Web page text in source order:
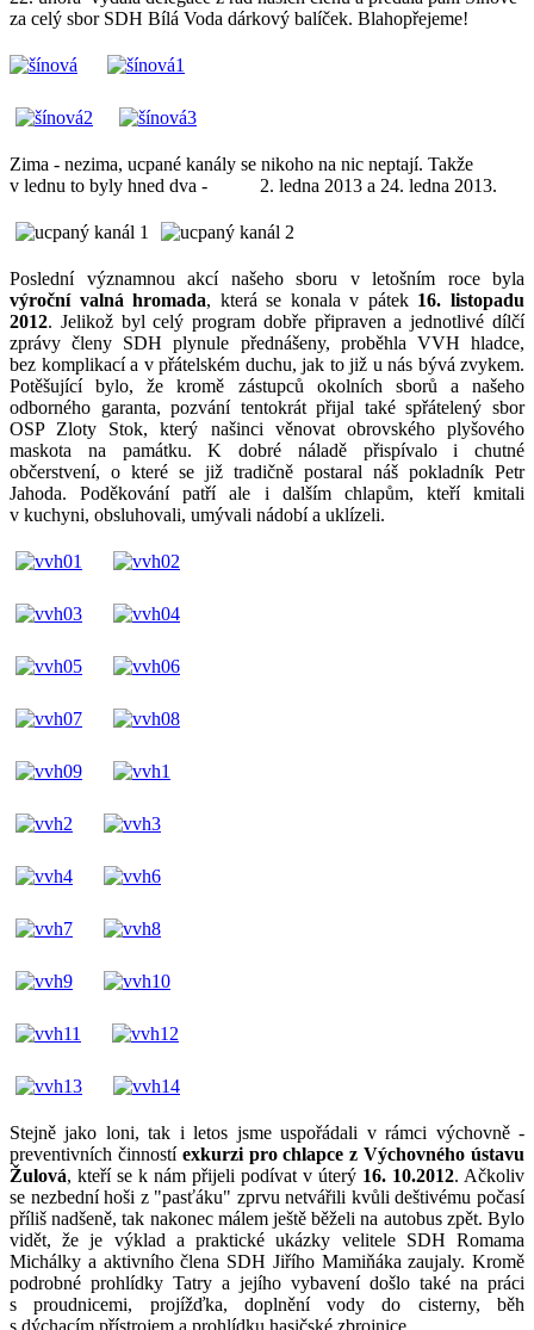
za celý sbor SDH Bílá Voda dárkový balíček. Blahopřejeme!
Zima - nezima, ucpané kanály se nikoho na nic neptají. Takže
v lednu to byly hned dva - 2. ledna 2013 a 24. ledna 2013.
Poslední významnou akcí našeho sboru v letošním roce byla
výroční valná hromada, která se konala v pátek 16. listopadu
2012. Jelikož byl celý program dobře připraven a jednotlivé dílčí
zprávy členy SDH plynule přednášeny, proběhla VVH hladce,
bez komplikací a v přátelském duchu, jak to již u nás bývá zvykem.
Potěšující bylo, že kromě zástupců okolních sborů a našeho
odborného garanta, pozvání tentokrát přijal také spřátelený sbor
OSP Zloty Stok, který našinci věnovat obrovského plyšového
maskota na památku. K dobré náladě přispívalo i chutné
občerstvení, o které se již tradičně postaral náš pokladník Petr
Jahoda. Poděkování patří ale i dalším chlapům, kteří kmitali
v kuchyni, obsluhovali, umývali nádobí a uklízeli.
Stejně jako loni, tak i letos jsme uspořádali v rámci výchovně -
preventivních činností exkurzi pro chlapce z Výchovného ústavu
Žulová, kteří se k nám přijeli podívat v úterý 16. 10.2012. Ačkoliv
se nezbední hoši z "pasťáku" zprvu netvářili kvůli deštivému počasí
příliš nadšeně, tak nakonec málem ještě běželi na autobus zpět. Bylo
vidět, že je výklad a praktické ukázky velitele SDH Romama
Michálky a aktivního člena SDH Jiřího Mamiňáka zaujaly. Kromě
podrobné prohlídky Tatry a jejího vybavení došlo také na práci
s proudnicemi, projížďka, doplnění vody do cisterny, běh
s dýchacím přístrojem a prohlídku hasičské zbrojnice.